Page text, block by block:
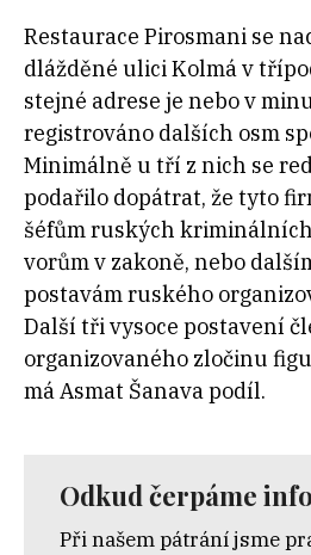
Restaurace Pirosmani se
dlážděné ulici Kolmá v
stejné adrese je nebo v
registrováno dalších osm
Minimálně u tří z nich se
podařilo dopátrat, že tyto
šéfům ruských
vorům v zakoně, nebo
postavám ruského
Další tři vysoce postavení
organizovaného zločinu
má Asmat Šanava podíl.
Odkud čerpáme
Při našem pátrání jsme